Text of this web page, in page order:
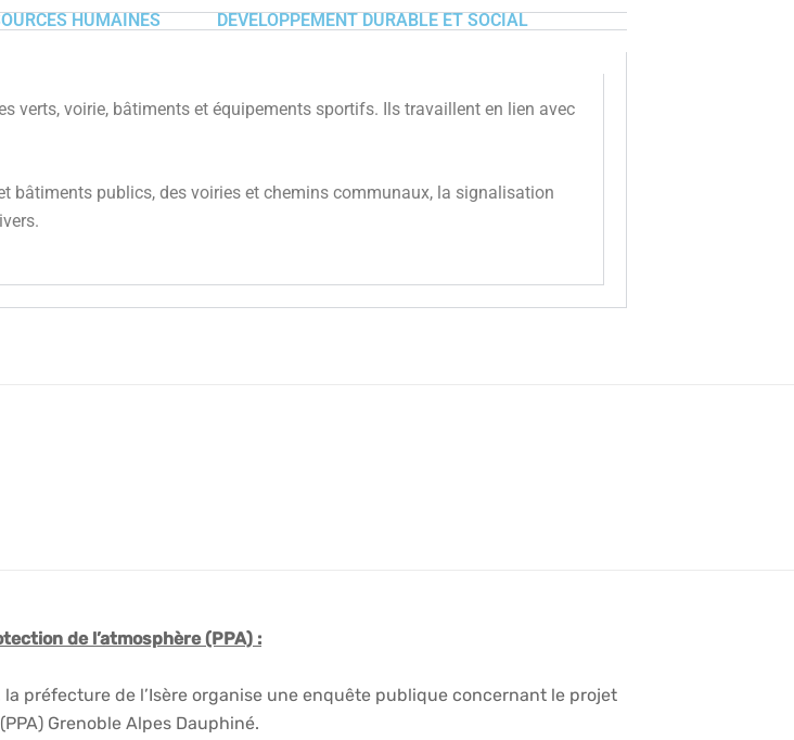
HUMAINES DEVELOPPEMENT DURABLE ET SOCIAL
verts, voirie, bâtiments et équipements sportifs. Ils travaillent en lien avec
bâtiments publics, des voiries et chemins communaux, la signalisation
de l’atmosphère (PPA) :
préfecture de l’Isère organise une enquête publique concernant le projet
Grenoble Alpes Dauphiné.